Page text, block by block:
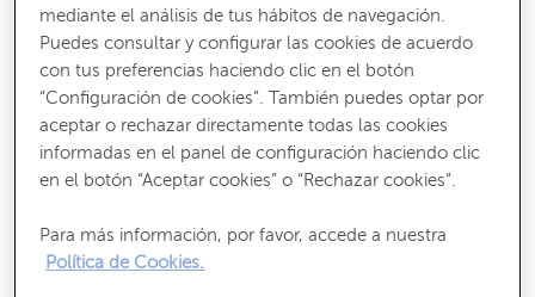
que en 2019 ABANCA firmó convenios con las cuatro
diputaciones provinciales gallegas para poner en marcha
Plan Activamos,un programa contres líneas de
diferentesen función de lo que necesites para tu
empresa.
Hasta hoy, ABANCA ha concedido más de 500 millones
emprendedores a través de este programa y en
colaboración con las diputaciones de A Coruña, Lugo,
mediante el análisis de tus hábitos de navegación.
Puedes consultar y configurar las cookies de acuerdo
con tus preferencias haciendo clic en el botón
“Configuración de cookies”. También puedes optar por
aceptar o rechazar directamente todas las cookies
informadas en el panel de configuración haciendo clic
en el botón “Aceptar cookies” o “Rechazar cookies”.
Para más información, por favor, accede a nuestra
Política de Cookies.